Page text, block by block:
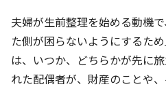
夫婦が生前整理を始める動機
た側が困らないようにするた
は、いつか、どちらかが先に
れた配偶者が、財産のことや